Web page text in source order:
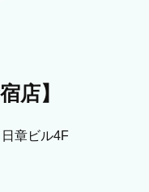
店】
章ビル4F